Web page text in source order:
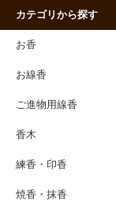
カテゴリから探す
お香
お線香
ご進物用線香
香木
練香・印香
焼香・抹香